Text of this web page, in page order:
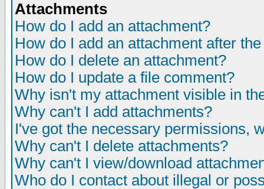
Attachments
How do I add an attachment?
How do I add an attachment after
How do I delete an attachment?
How do I update a file comment?
Why isn't my attachment visible in
Why can't I add attachments?
I've got the necessary permissions,
Why can't I delete attachments?
Why can't I view/download
Who do I contact about illegal or